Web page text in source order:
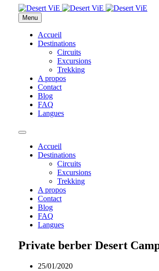
Menu
Accueil
Destinations
Circuits
Excursions
Trekking
A propos
Contact
Blog
FAQ
Langues
Accueil
Destinations
Circuits
Excursions
Trekking
A propos
Contact
Blog
FAQ
Langues
Private berber Desert
25/01/2020